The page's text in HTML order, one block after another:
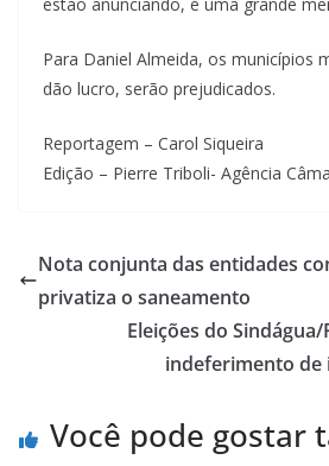
Para Daniel Almeida, os municípios
dão lucro, serão prejudicados.
Reportagem – Carol Siqueira
Edição – Pierre Triboli- Agência
Nota conjunta das entidades
privatiza o saneamento
Eleições do
indeferimento de
Você pode gostar